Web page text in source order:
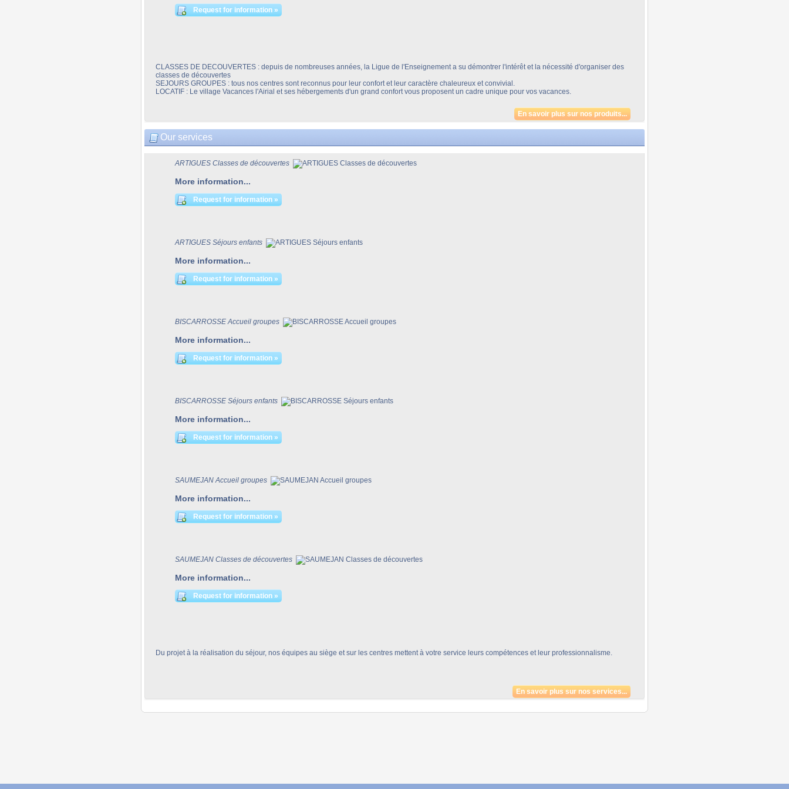
Request for information »
CLASSES DE DECOUVERTES : depuis de nombreuses années, la Ligue de l'Enseignement a su démontrer l'intérêt et la nécessité d'organiser des
classes de découvertes
SEJOURS GROUPES : tous nos centres sont reconnus pour leur confort et leur caractère chaleureux et convivial.
LOCATIF : Le village Vacances l'Airial et ses hébergements d'un grand confort vous proposent un cadre unique pour vos vacances.
En savoir plus sur nos produits...
Our services
ARTIGUES Classes de découvertes
More information...
Request for information »
ARTIGUES Séjours enfants
More information...
Request for information »
BISCARROSSE Accueil groupes
More information...
Request for information »
BISCARROSSE Séjours enfants
More information...
Request for information »
SAUMEJAN Accueil groupes
More information...
Request for information »
SAUMEJAN Classes de découvertes
More information...
Request for information »
Du projet à la réalisation du séjour, nos équipes au siège et sur les centres mettent à votre service leurs compétences et leur professionnalisme.
En savoir plus sur nos services...